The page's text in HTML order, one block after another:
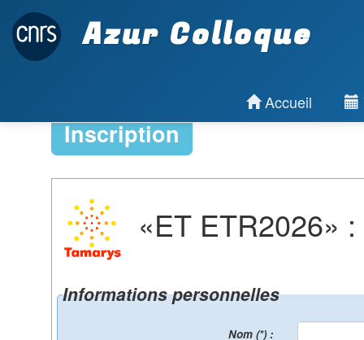
Azur Colloque
Accueil
Inscription
«ET ETR2026»
Informations personnelles
Nom (*) :